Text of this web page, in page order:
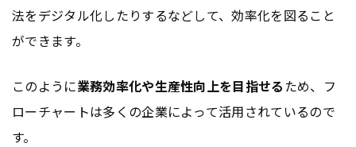
法をデジタル化したりするなどして、効率化を図ること
ができます。
このように業務効率化や生産性向上を目指せる ため、フ
ローチャートは多くの企業によって活用されているので
す。